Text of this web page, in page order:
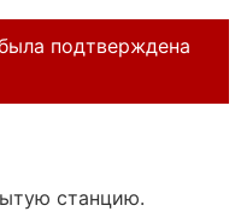
подтверждена
станцию.